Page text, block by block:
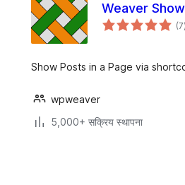
Weaver
(7)
Show Posts in a Page via
wpweaver
5,000+ सक्रिय स्थापना